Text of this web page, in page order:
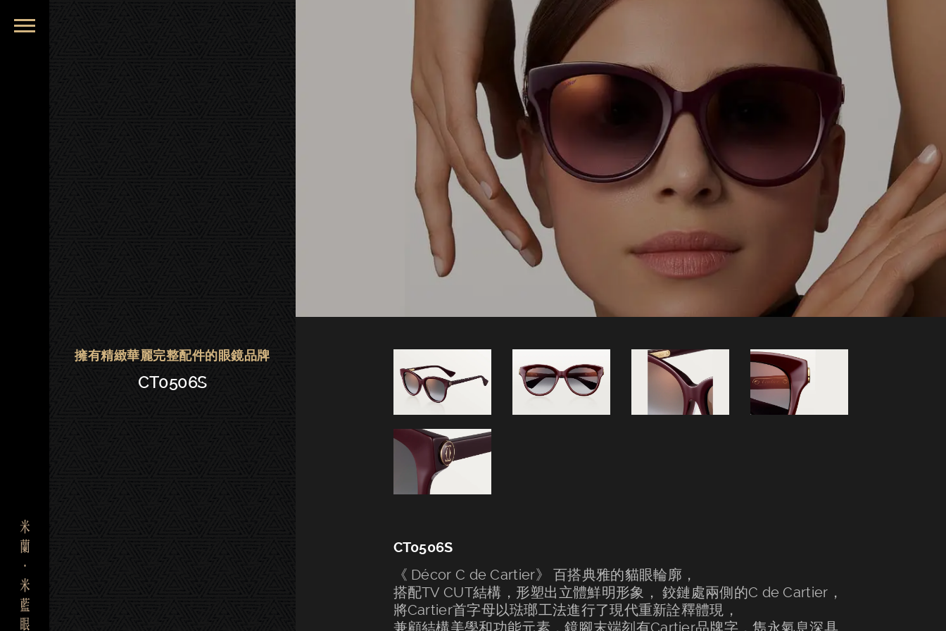
Cartier卡地亞眼鏡|大安．晶華．東門．台中－CT0506S
擁有精緻華麗完整配件的眼鏡品牌
CT0506S
CT0506S
《 Décor C de Cartier》 百搭典雅的貓眼輪廓，
搭配TV CUT結構，形塑出立體鮮明形象， 鉸鏈處兩側的C de Cartier，
將Cartier首字母以琺瑯工法進行了現代重新詮釋體現，
兼顧結構美學和功能元素，鏡腳末端刻有Cartier品牌字，雋永氣息深具